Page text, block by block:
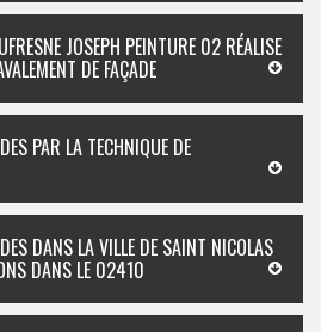
JOSEPH PEINTURE 02 RÉALISE
DE FAÇADE
PAR LA TECHNIQUE DE
DANS LA VILLE DE SAINT NICOLAS
DANS LE 02410